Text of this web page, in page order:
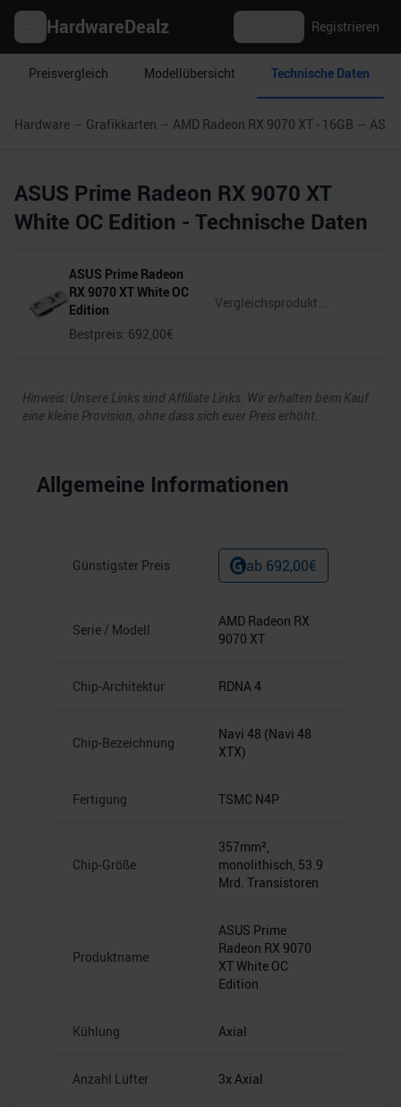
HardwareDealz Registrieren
Preisvergleich Modellübersicht Technische Daten
Hardware Grafikkarten AMD Radeon RX 9070 XT - 16GB
ASUS Prime Radeon RX 9070 XT
White OC Edition - Technische Daten
ASUS Prime Radeon
RX 9070 XT White OC
Edition
Bestpreis: 692,00€
Hinweis: Unsere Links sind Affiliate Links. Wir erhalten beim Kauf
eine kleine Provision, ohne dass sich euer Preis erhöht.
Allgemeine Informationen
Günstigster Preis ab 692,00€
Serie / Modell
AMD Radeon RX
9070 XT
Chip-Architektur RDNA 4
Chip-Bezeichnung
Navi 48 (Navi 48
XTX)
Fertigung TSMC N4P
Chip-Größe
357mm²,
monolithisch, 53.9
Mrd. Transistoren
Produktname
ASUS Prime
Radeon RX 9070
XT White OC
Edition
Kühlung Axial
Anzahl Lüfter 3x Axial